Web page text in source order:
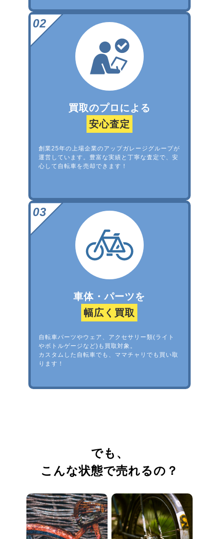
買取のプロによる
安心査定
創業25年の上場企業のアップガレージグループが
運営しています。豊富な実績と丁寧な査定で、安
心して自転車を売却できます！
車体・パーツを
幅広く買取
自転車パーツやウェア、アクセサリー類(ライト
やボトルゲージなど)も買取対象。
カスタムした自転車でも、ママチャリでも買い取
ります！
でも、
こんな状態で売れるの？